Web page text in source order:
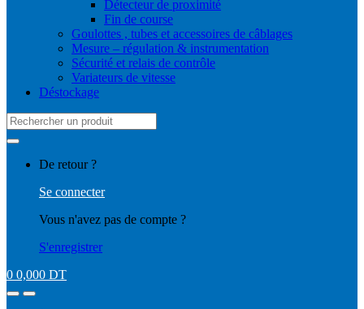
Détecteur de proximité
Fin de course
Goulottes , tubes et accessoires de câblages
Mesure – régulation & instrumentation
Sécurité et relais de contrôle
Variateurs de vitesse
Déstockage
Search
for:
De retour ?
Se connecter
Vous n'avez pas de compte ?
S'enregistrer
0 0,000 DT